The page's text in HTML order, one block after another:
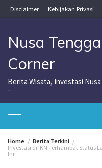
Skip
to
Disclaimer Kebijakan Privasi
Nusa
Corner
Berita Wisata, Investasi
Home
Berita Terkini
Investasi di IKN Terhambat Status
Ini!